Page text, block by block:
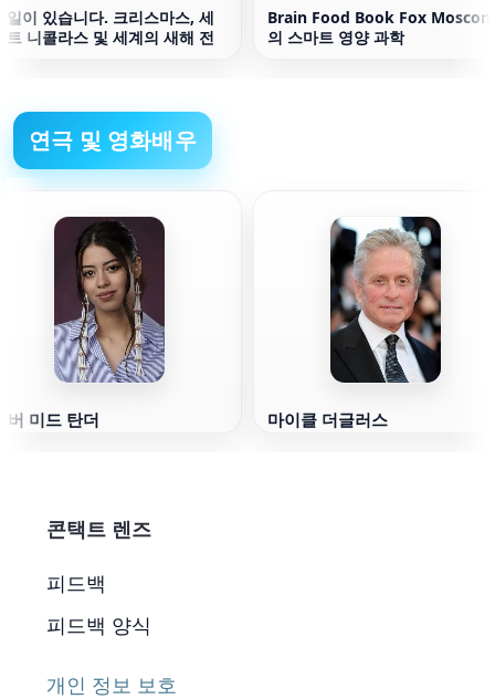
일이 있습니다. 크리스마스, 세
트 니콜라스 및 세계의 새해 전
Brain Food Book Fox Mosconi
의 스마트 영양 과학
연극 및 영화배우
버 미드 탄더 마이클 더글러스
콘택트 렌즈
피드백
피드백 양식
개인 정보 보호